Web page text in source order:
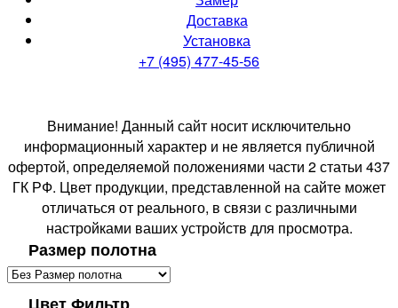
Доставка
Установка
+7 (495) 477-45-56
Внимание! Данный сайт носит исключительно
информационный характер и не является публичной
офертой, определяемой положениями части 2 статьи 437
ГК РФ. Цвет продукции, представленной на сайте может
отличаться от реального, в связи с различными
настройками ваших устройств для просмотра.
Размер полотна
Цвет Фильтр